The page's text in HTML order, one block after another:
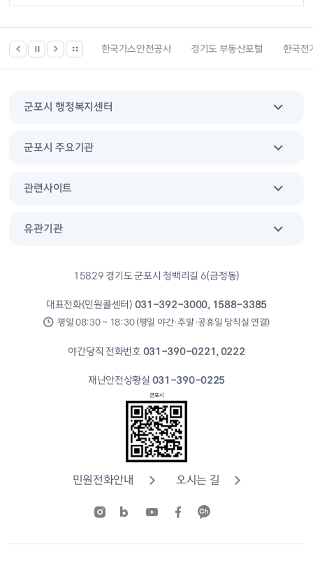
한국건강관리협회 한국가스안전공사 경기도 부동산포털 한국전
군포시 행정복지센터
군포시 주요기관
관련사이트
유관기관
15829 경기도 군포시 청백리길 6(금정동)
대표전화(민원콜센터) 031-392-3000, 1588-3385
평일 08:30 ~ 18:30 (평일 야간·주말·공휴일 당직실 연결)
야간당직 전화번호031-390-0221, 0222
재난안전상황실 031-390-0225
민원전화안내 오시는 길